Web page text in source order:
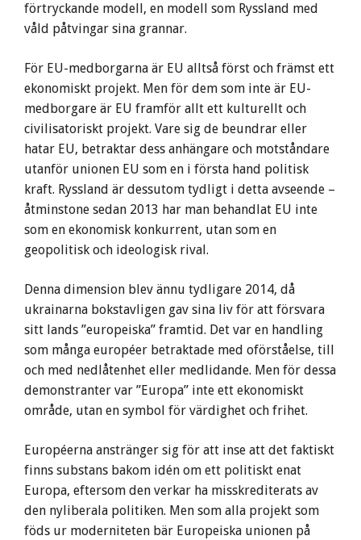
förtryckande modell, en modell som Ryssland med
våld påtvingar sina grannar.
För EU-medborgarna är EU alltså först och främst ett
ekonomiskt projekt. Men för dem som inte är EU-
medborgare är EU framför allt ett kulturellt och
civilisatoriskt projekt. Vare sig de beundrar eller
hatar EU, betraktar dess anhängare och motståndare
utanför unionen EU som en i första hand politisk
kraft. Ryssland är dessutom tydligt i detta avseende –
åtminstone sedan 2013 har man behandlat EU inte
som en ekonomisk konkurrent, utan som en
geopolitisk och ideologisk rival.
Denna dimension blev ännu tydligare 2014, då
ukrainarna bokstavligen gav sina liv för att försvara
sitt lands ”europeiska” framtid. Det var en handling
som många européer betraktade med oförståelse, till
och med nedlåtenhet eller medlidande. Men för dessa
demonstranter var ”Europa” inte ett ekonomiskt
område, utan en symbol för värdighet och frihet.
Européerna anstränger sig för att inse att det faktiskt
finns substans bakom idén om ett politiskt enat
Europa, eftersom den verkar ha misskrediterats av
den nyliberala politiken. Men som alla projekt som
föds ur moderniteten bär Europeiska unionen på